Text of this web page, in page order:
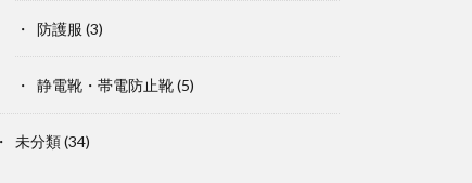
防護服 (3)
静電靴・帯電防止靴(5)
未分類(34)